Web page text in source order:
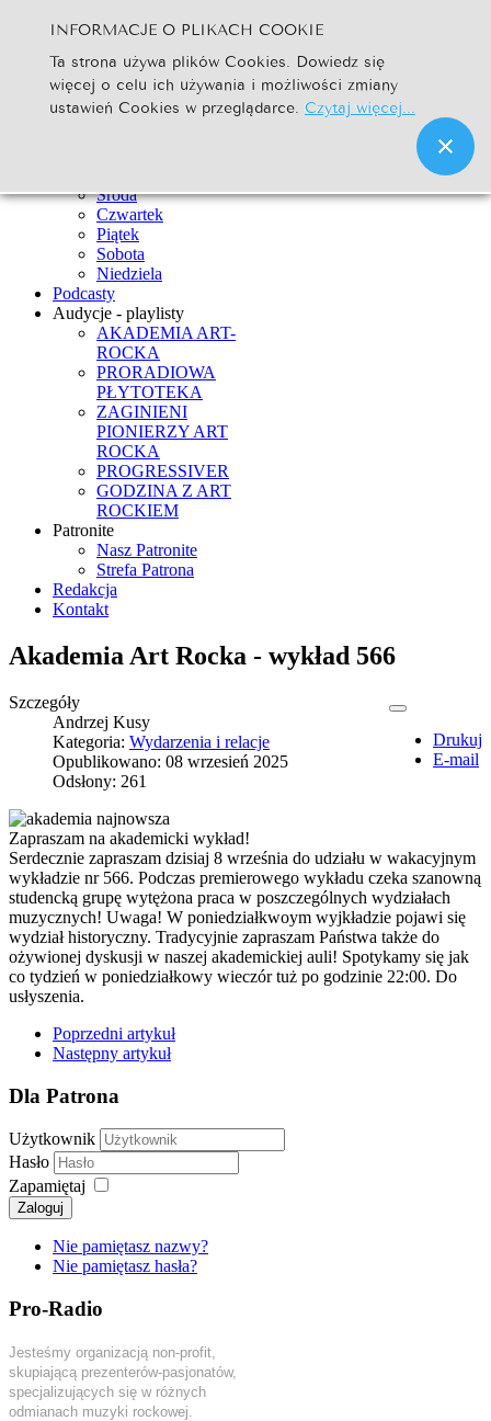
Szukaj... Go
Strona Główna
Newsy
Środa
Czwartek
Piątek
Sobota
Niedziela
Podcasty
Audycje - playlisty
AKADEMIA ART-
ROCKA
PRORADIOWA
PŁYTOTEKA
ZAGINIENI
PIONIERZY ART
ROCKA
PROGRESSIVER
GODZINA Z ART
ROCKIEM
Patronite
Nasz Patronite
Strefa Patrona
Redakcja
Kontakt
Akademia Art Rocka - wykład 566
Drukuj
E-mail
Szczegóły
Andrzej Kusy
Kategoria: Wydarzenia i relacje
Opublikowano: 08 wrzesień 2025
Odsłony: 261
Zapraszam na akademicki wykład!
Serdecznie zapraszam dzisiaj 8 września do udziału w wakacyjnym
wykładzie nr 566. Podczas premierowego wykładu czeka szanowną
studencką grupę wytężona praca w poszczególnych wydziałach
muzycznych! Uwaga! W poniedziałkwoym wyjkładzie pojawi się
wydział historyczny. Tradycyjnie zapraszam Państwa także do
ożywionej dyskusji w naszej akademickiej auli! Spotykamy się jak
co tydzień w poniedziałkowy wieczór tuż po godzinie 22:00. Do
usłyszenia.
Poprzedni artykuł
Następny artykuł
Dla Patrona
Użytkownik
Hasło
Zapamiętaj
Zaloguj
Nie pamiętasz nazwy?
Nie pamiętasz hasła?
Pro-Radio
Jesteśmy organizacją non-profit,
skupiającą prezenterów-pasjonatów,
specjalizujących się w różnych
odmianach muzyki rockowej.
INFORMACJE O PLIKACH COOKIE
Ta strona używa plików Cookies. Dowiedz się
więcej o celu ich używania i możliwości zmiany
ustawień Cookies w przeglądarce. Czytaj więcej...